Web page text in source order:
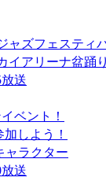
ャズフェスティ
イアリーナ盆踊
送
ベント！
しよう！
ャラクター
送